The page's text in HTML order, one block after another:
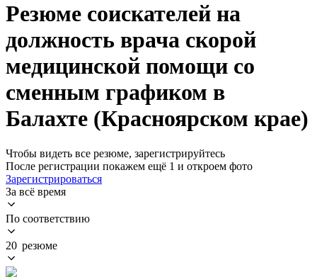
Резюме соискателей на
должность врача скорой
медицинской помощи со
сменным графиком в
Балахте (Красноярском крае)
Чтобы видеть все резюме, зарегистрируйтесь
После регистрации покажем ещё 1 и откроем фото
Зарегистрироваться
За всё время
По соответствию
20 резюме